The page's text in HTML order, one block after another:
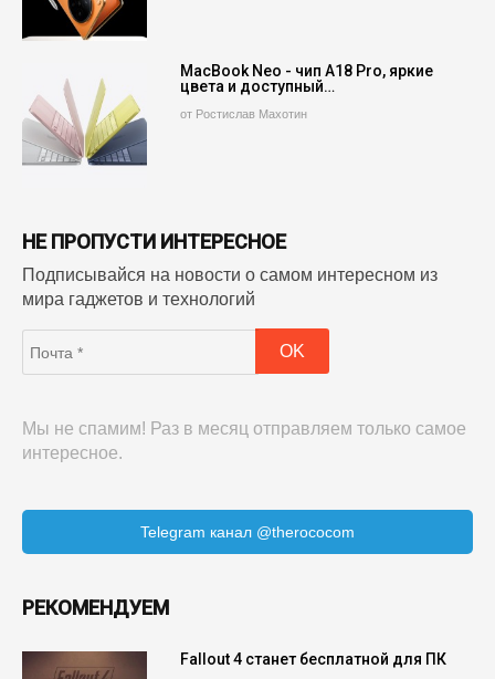
MacBook Neo - чип A18 Pro, яркие
цвета и доступный…
от Ростислав Махотин
НЕ ПРОПУСТИ ИНТЕРЕСНОЕ
Подписывайся на новости о самом интересном из
мира гаджетов и технологий
Мы не спамим! Раз в месяц отправляем только самое
интересное.
Telegram канал @therococom
РЕКОМЕНДУЕМ
Fallout 4 станет бесплатной для ПК